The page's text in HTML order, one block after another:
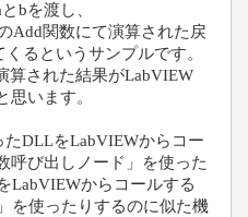
とbを渡し、
Add関数にて演算された戻
るというサンプルです。
算された結果がLabVIEW
思います。
たDLLをLabVIEWからコー
呼び出しノード」を使った
LabVIEWからコールする
を使ったりするのに似た機